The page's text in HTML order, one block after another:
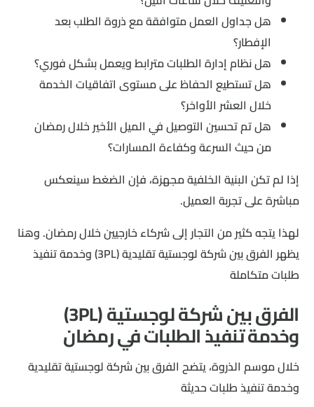
هل جداول العمل متوافقة مع ذروة الطلب بعد
الإفطار؟
هل نظام إدارة الطلبات مترابط ويعمل بشكل فوري؟
هل تستطيع الحفاظ على مستوى اتفاقيات الخدمة
خلال العشر الأواخر؟
هل تم تحسين التوصيل في الميل الأخير خلال رمضان
من حيث السرعة وكفاءة المسارات؟
إذا لم تكن البنية الخلفية مجهزة، فإن الضغط سينعكس
مباشرة على تجربة العميل.
لهذا يتجه كثير من التجار إلى شركاء خارجيين خلال رمضان. وهنا
يظهر الفرق بين شركة لوجستية تقليدية (3PL) وخدمة تنفيذ
طلبات متكاملة
الفرق بين شركة لوجستية (3PL)
وخدمة تنفيذ الطلبات في رمضان
خلال موسم الذروة، يتضح الفرق بين شركة لوجستية تقليدية
وخدمة تنفيذ طلبات حديثة